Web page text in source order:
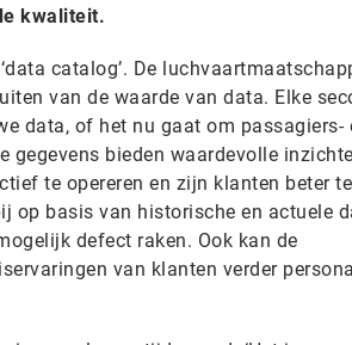
kwaliteit.
catalog’. De
van de waarde van data. Elke
data, of het nu gaat om passagiers-
gegevens bieden waardevolle
te opereren en zijn klanten beter te
op basis van historische en actuele
defect raken. Ook kan de
van klanten verder